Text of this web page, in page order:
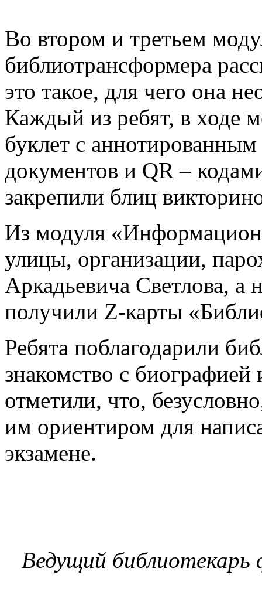
Во втором и третьем
библиотрансформера
это такое, для чего она
Каждый из ребят, в ходе
буклет с
документов и QR –
закрепили блиц
Из модуля
улицы, организации,
Аркадьевича Светлова, а
получили Z-карты
Ребята поблагодарили
знакомство с биографией
отметили, что,
им ориентиром для
экзамене.
Ведущий библиотекарь